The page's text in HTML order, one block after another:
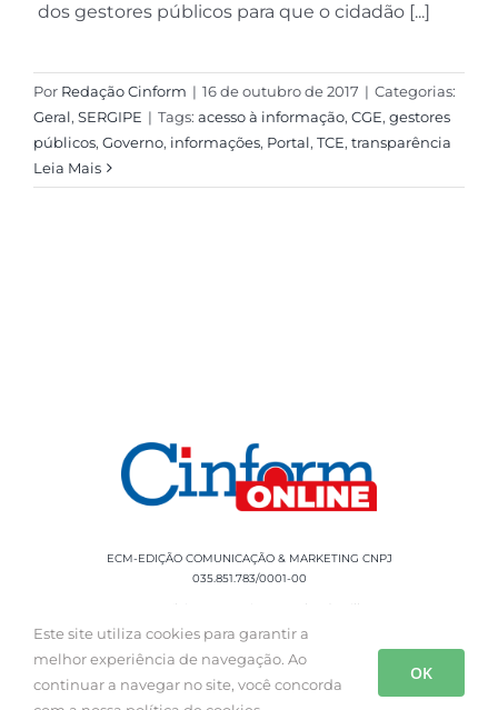
dos gestores públicos para que o cidadão [...]
Por Redação Cinform | 16 de outubro de 2017 | Categorias:
Geral, SERGIPE | Tags: acesso à informação, CGE, gestores
públicos, Governo, informações, Portal, TCE, transparência
Leia Mais
ECM-EDIÇÃO COMUNICAÇÃO & MARKETING CNPJ
035.851.783/0001-00
Rua Sílvio Cesar Leite, 90 Salgado Filho -
Aracaju, SE, CEP: 49020-060 Fone: +55 79
Este site utiliza cookies para garantir a
melhor experiência de navegação. Ao
continuar a navegar no site, você concorda
OK